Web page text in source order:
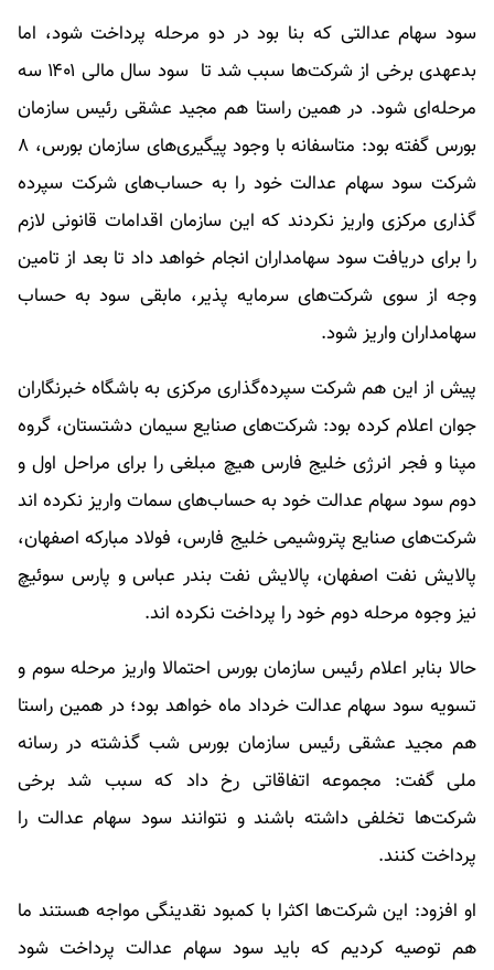
سود سهام عدالتی که بنا بود در دو مرحله پرداخت شود، اما
بدعهدی برخی از شرکت‌ها سبب شد تا سود سال مالی ۱۴۰۱ سه
مرحله‌ای شود. در همین راستا هم مجید عشقی رئیس سازمان
بورس گفته بود: متاسفانه با وجود پیگیری‌های سازمان بورس، ۸
شرکت سود سهام عدالت خود را به حساب‌های شرکت سپرده
گذاری مرکزی واریز نکردند که این سازمان اقدامات قانونی لازم
را برای دریافت سود سهامداران انجام خواهد داد تا بعد از تامین
وجه از سوی شرکت‌های سرمایه پذیر، مابقی سود به حساب
سهامداران واریز شود.
پیش از این هم شرکت سپرده‌گذاری مرکزی به باشگاه خبرنگاران
جوان اعلام کرده بود: شرکت‌های صنایع سیمان دشتستان، گروه
مپنا و فجر انرژی خلیج فارس هیچ مبلغی را برای مراحل اول و
دوم سود سهام عدالت خود به حساب‌های سمات واریز نکرده اند
شرکت‌های صنایع پتروشیمی خلیج فارس، فولاد مبارکه اصفهان،
پالایش نفت اصفهان، پالایش نفت بندر عباس و پارس سوئیچ
نیز وجوه مرحله دوم خود را پرداخت نکرده اند.
حالا بنابر اعلام رئیس سازمان بورس احتمالا واریز مرحله سوم و
تسویه سود سهام عدالت خرداد ماه خواهد بود؛ در همین راستا
هم مجید عشقی رئیس سازمان بورس شب گذشته در رسانه
ملی گفت: مجموعه اتفاقاتی رخ داد که سبب شد برخی
شرکت‌ها تخلفی داشته باشند و نتوانند سود سهام عدالت را
پرداخت کنند.
او افزود: این شرکت‌ها اکثرا با کمبود نقدینگی مواجه هستند ما
هم توصیه کردیم که باید سود سهام عدالت پرداخت شود